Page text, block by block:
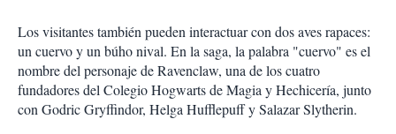
Los visitantes también pueden interactuar con dos aves rapaces:
un cuervo y un búho nival. En la saga, la palabra "cuervo" es el
nombre del personaje de Ravenclaw, una de los cuatro
fundadores del Colegio Hogwarts de Magia y Hechicería, junto
con Godric Gryffindor, Helga Hufflepuff y Salazar Slytherin.